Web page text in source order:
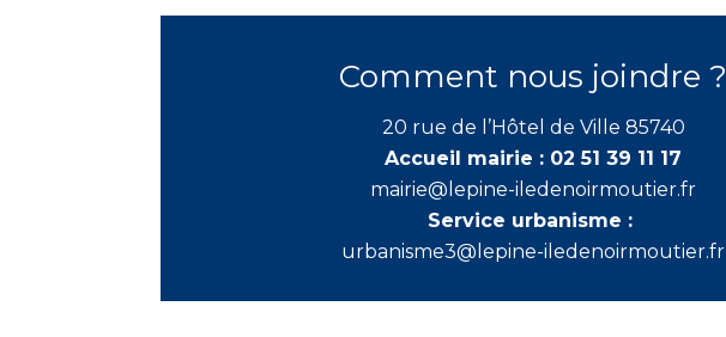
Comment nous joindre ?
20 rue de l’Hôtel de Ville 85740
Accueil mairie : 02 51 39 11 17
mairie@lepine-iledenoirmoutier.fr
Service urbanisme :
urbanisme3@lepine-iledenoirmoutier.fr